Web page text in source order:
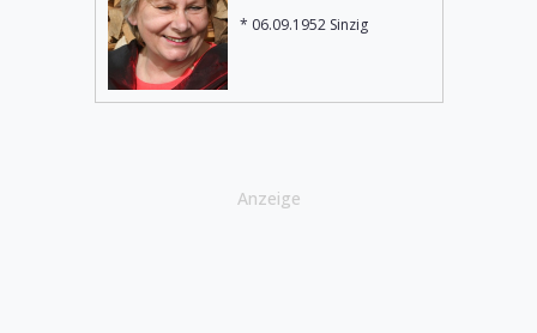
* 06.09.1952 Sinzig
Anzeige